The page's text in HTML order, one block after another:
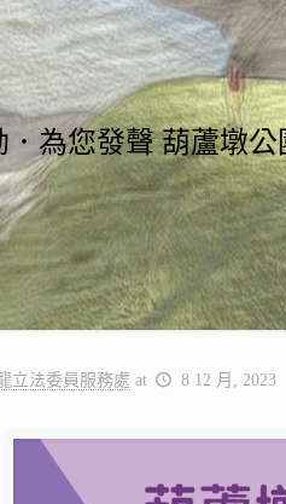
．為您發聲 葫蘆墩
立法委員服務處 at 8 12 月, 2023